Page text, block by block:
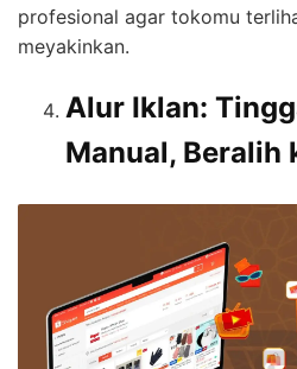
profesional agar tokomu
meyakinkan.
Alur Iklan:
Manual, Beralih